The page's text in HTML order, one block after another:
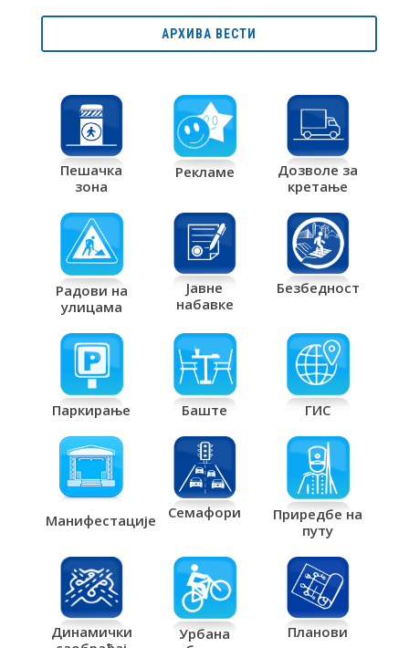
АРХИВА ВЕСТИ
Пешачка
зона
Рекламе
Дозволе за
кретање
Радови на
улицама
Јавне
набавке
Безбедност
Паркирање Баште ГИС
Манифестације Семафори
Приредбе на
путу
Динамички
Урбана
Планови